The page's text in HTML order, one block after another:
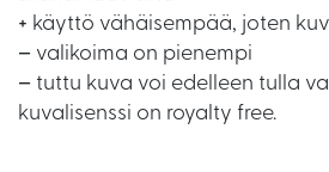
+ käyttö vähäisempää, joten
– valikoima on pienempi
– tuttu kuva voi edelleen tulla
kuvalisenssi on royalty free.